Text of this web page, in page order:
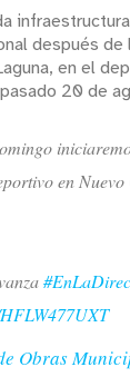
después
en el
20 de
en
Obras